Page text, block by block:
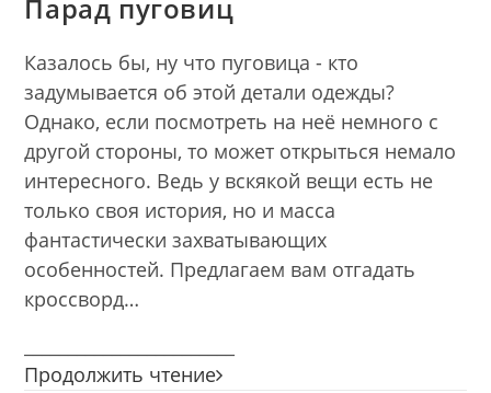
Парад пуговиц
Казалось бы, ну что пуговица - кто
задумывается об этой детали одежды?
Однако, если посмотреть на неё немного с
другой стороны, то может открыться немало
интересного. Ведь у вскякой вещи есть не
только своя история, но и масса
фантастически захватывающих
особенностей. Предлагаем вам отгадать
кроссворд…
Продолжить чтение Парад